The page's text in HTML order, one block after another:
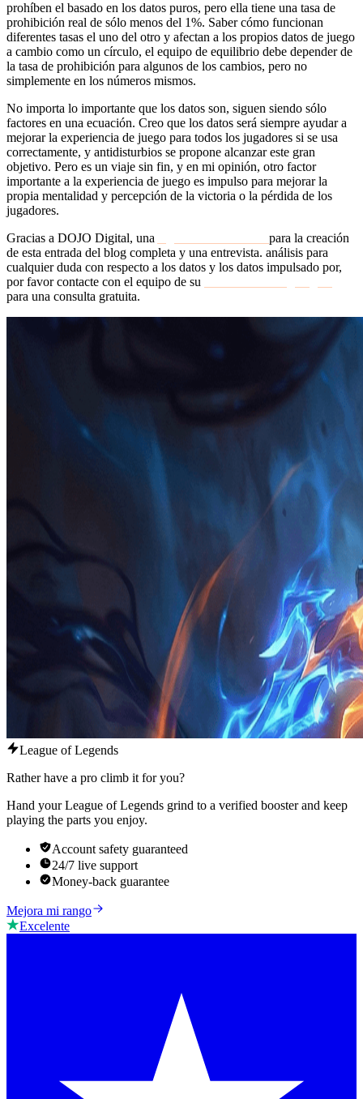
prohíben el basado en los datos puros, pero ella tiene una tasa de
prohibición real de sólo menos del 1%. Saber cómo funcionan
diferentes tasas el uno del otro y afectan a los propios datos de juego
a cambio como un círculo, el equipo de equilibrio debe depender de
la tasa de prohibición para algunos de los cambios, pero no
simplemente en los números mismos.
No importa lo importante que los datos son, siguen siendo sólo
factores en una ecuación. Creo que los datos será siempre ayudar a
mejorar la experiencia de juego para todos los jugadores si se usa
correctamente, y antidisturbios se propone alcanzar este gran
objetivo. Pero es un viaje sin fin, y en mi opinión, otro factor
importante a la experiencia de juego es impulso para mejorar la
propia mentalidad y percepción de la victoria o la pérdida de los
jugadores.
Gracias a DOJO Digital, una
para la creación
de esta entrada del blog completa y una entrevista. análisis para
cualquier duda con respecto a los datos y los datos impulsado por,
por favor contacte con el equipo de su
para una consulta gratuita.
League of Legends
Rather have a pro climb it for you?
Hand your League of Legends grind to a verified booster and keep
playing the parts you enjoy.
Account safety guaranteed
24/7 live support
Money-back guarantee
Mejora mi rango
Excelente